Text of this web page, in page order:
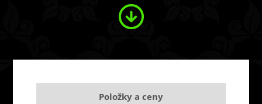
Položky a ceny